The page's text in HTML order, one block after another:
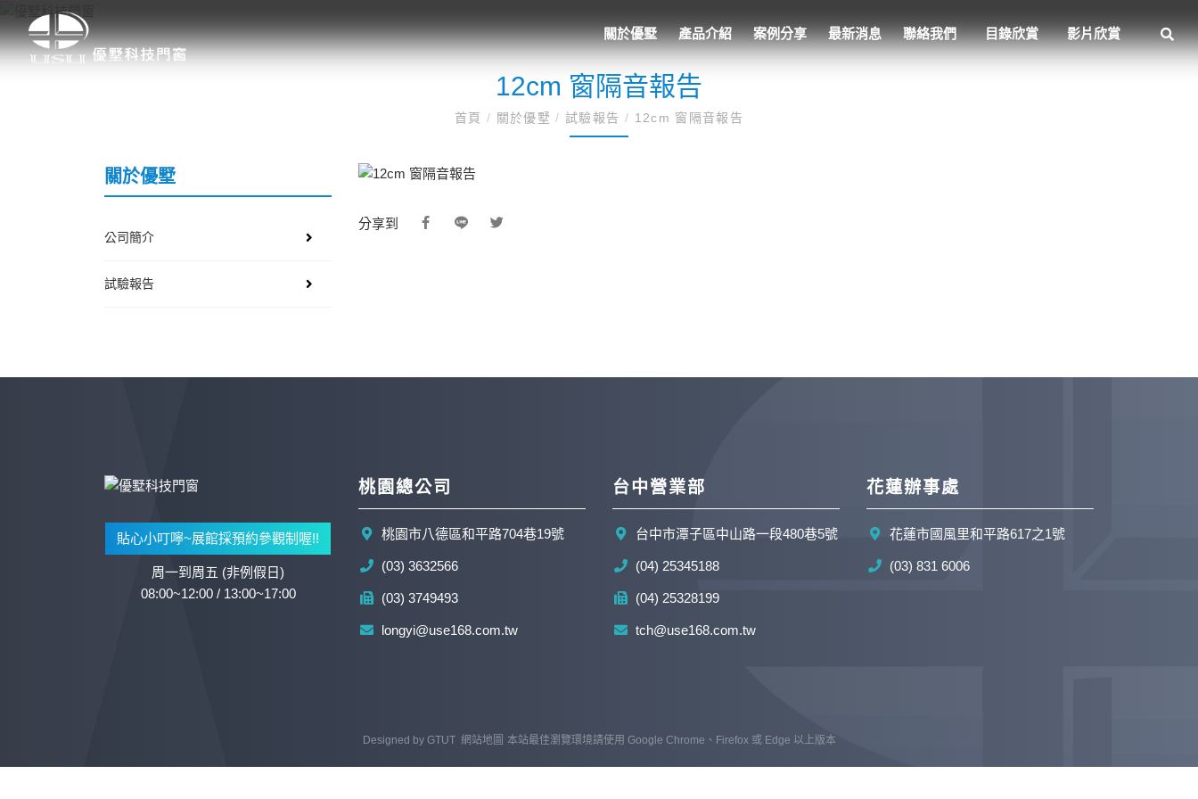
關於優墅 產品介紹 案例分享 最新消息 聯絡我們 目錄欣賞 影片欣賞
12cm 窗隔音報告
首頁 / 關於優墅/ 試驗報告 / 12cm 窗隔音報告
關於優墅
公司簡介
試驗報告
分享到
貼心小叮嚀~展館採預約參觀制喔!!
周一到周五 (非例假日)
08:00~12:00 / 13:00~17:00
桃園總公司
桃園市八德區和平路704巷19號
(03) 3632566
(03) 3749493
longyi@use168.com.tw
台中營業部
台中市潭子區中山路一段480巷5號
(04) 25345188
(04) 25328199
tch@use168.com.tw
花蓮辦事處
花蓮市國風里和平路617之1號
(03) 831 6006
Designed by GTUT 網站地圖 本站最佳瀏覽環境請使用 Google Chrome、Firefox 或 Edge 以上版本